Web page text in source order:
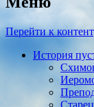
Перейти к
История